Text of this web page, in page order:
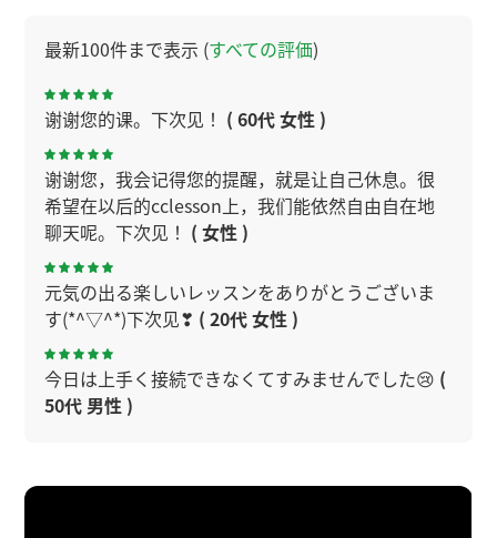
最新100件まで表示 (すべての評価)
谢谢您的课。下次见！ ( 60代 女性 )
谢谢您，我会记得您的提醒，就是让自己休息。很
希望在以后的cclesson上，我们能依然自由自在地
聊天呢。下次见！ ( 女性 )
元気の出る楽しいレッスンをありがとうございま
す(*^▽^*)下次见❣ ( 20代 女性 )
今日は上手く接続できなくてすみませんでした😢 (
50代 男性 )